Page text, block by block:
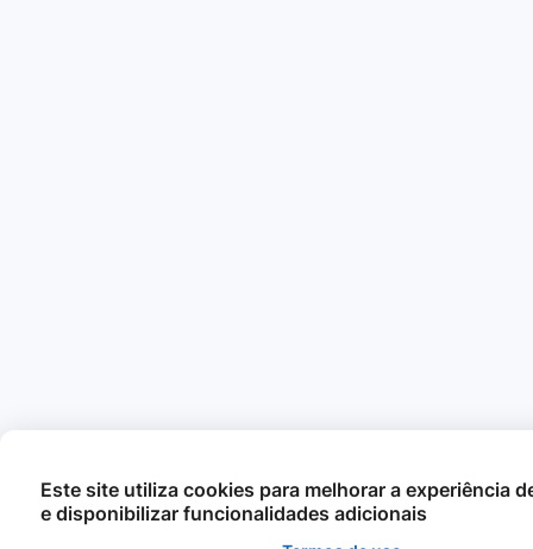
Este site utiliza cookies para melhorar a experiência
e disponibilizar funcionalidades adicionais